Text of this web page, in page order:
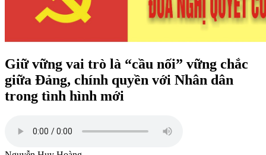
Giữ vững vai trò là “cầu nối” vững chắc
giữa Đảng, chính quyền với Nhân dân
trong tình hình mới